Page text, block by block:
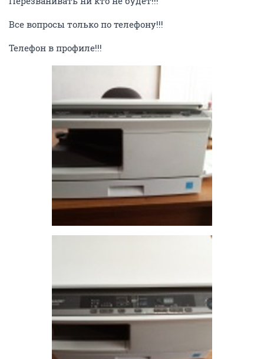
Все вопросы только по телефону!!!
Телефон в профиле!!!